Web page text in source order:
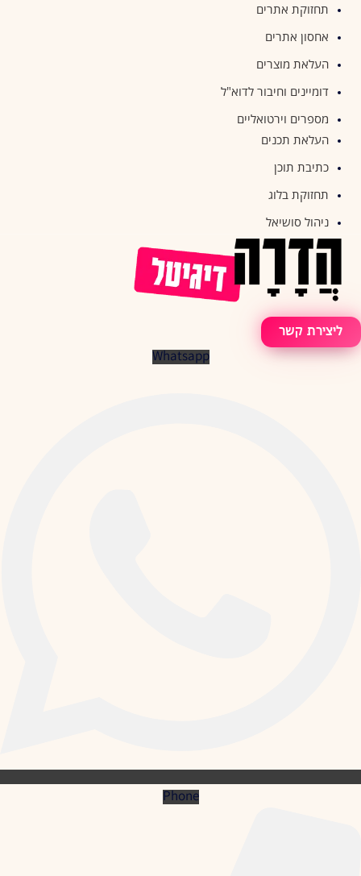
תחזוקת אתרים
אחסון אתרים
העלאת מוצרים
דומיינים וחיבור לדוא"ל
מספרים וירטואליים
העלאת תכנים
כתיבת תוכן
תחזוקת בלוג
ניהול סושיאל
ליצירת קשר
Whatsapp
Phone